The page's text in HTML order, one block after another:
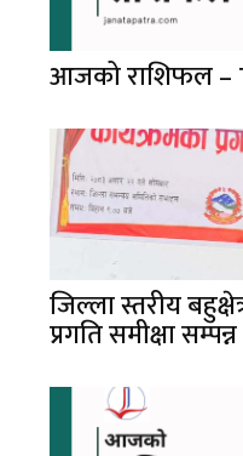
आजको राशिफल –
जिल्ला स्तरीय
प्रगति समीक्षा सम्पन्न